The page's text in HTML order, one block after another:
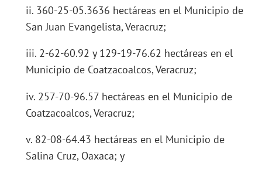
ii. 360-25-05.3636 hectáreas en el Municipio de
San Juan Evangelista, Veracruz;
iii. 2-62-60.92 y 129-19-76.62 hectáreas en el
Municipio de Coatzacoalcos, Veracruz;
iv. 257-70-96.57 hectáreas en el Municipio de
Coatzacoalcos, Veracruz;
v. 82-08-64.43 hectáreas en el Municipio de
Salina Cruz, Oaxaca; y